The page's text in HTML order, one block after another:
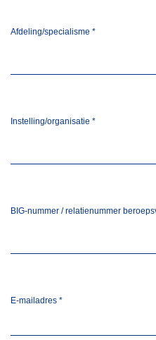
Afdeling/specialisme *
Instelling/organisatie *
BIG-nummer / relatienummer
E-mailadres *